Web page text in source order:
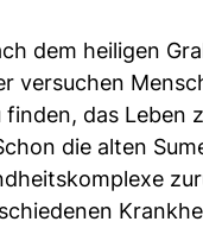
dem heiligen
versuchen
finden, das Leben
die alten